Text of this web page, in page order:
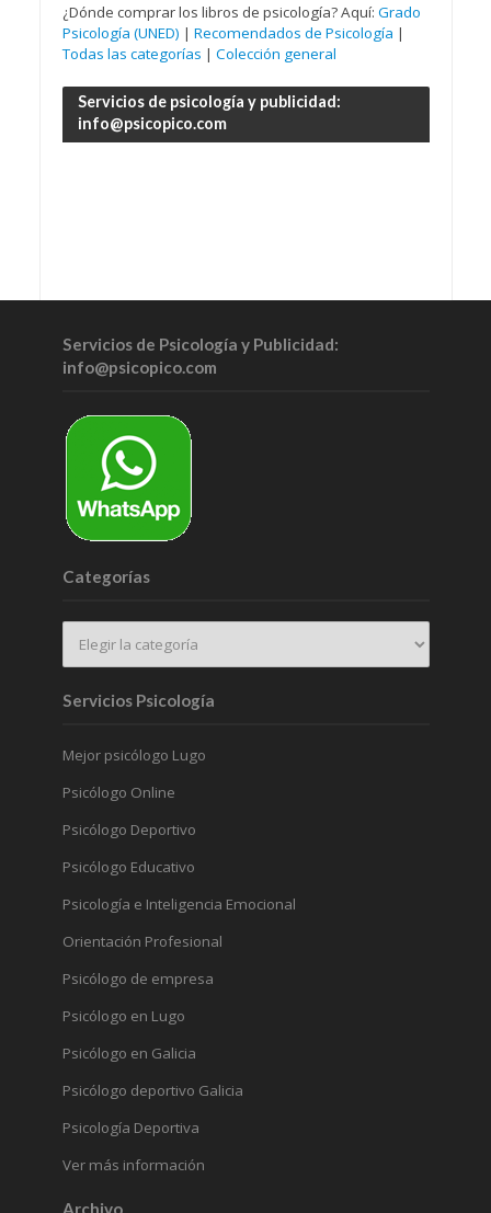
¿Dónde comprar los libros de psicología? Aquí: Grado
Psicología (UNED) | Recomendados de Psicología |
Todas las categorías | Colección general
Servicios de psicología y publicidad:
info@psicopico.com
Servicios de Psicología y Publicidad:
info@psicopico.com
Categorías
Servicios Psicología
Mejor psicólogo Lugo
Psicólogo Online
Psicólogo Deportivo
Psicólogo Educativo
Psicología e Inteligencia Emocional
Orientación Profesional
Psicólogo de empresa
Psicólogo en Lugo
Psicólogo en Galicia
Psicólogo deportivo Galicia
Psicología Deportiva
Ver más información
Archivo